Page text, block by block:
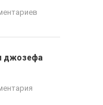
джозефа